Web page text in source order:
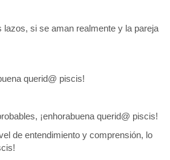
si se aman realmente y la pareja
querid@ piscis!
¡enhorabuena querid@ piscis!
de entendimiento y comprensión, lo